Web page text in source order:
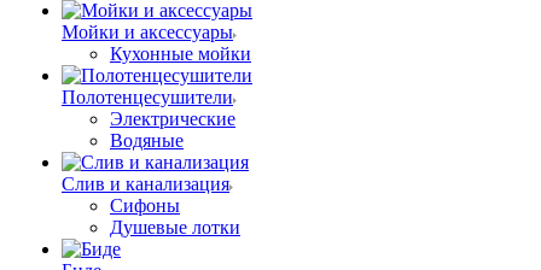
Мойки и аксессуары
Кухонные мойки
Полотенцесушители
Электрические
Водяные
Слив и канализация
Сифоны
Душевые лотки